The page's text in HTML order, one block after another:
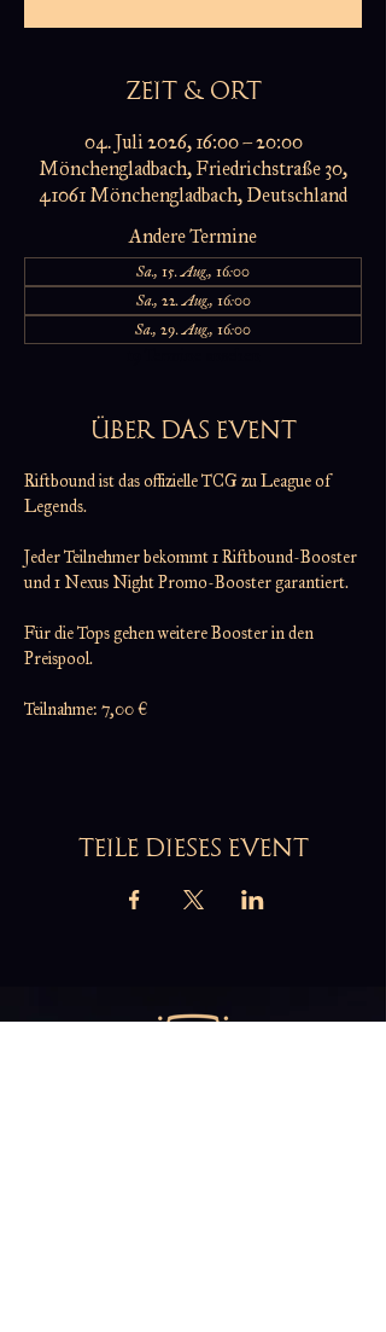
ZEIT & ORT
04. Juli 2026, 16:00 – 20:00
Mönchengladbach, Friedrichstraße 30,
41061 Mönchengladbach, Deutschland
Andere Termine
Sa., 15. Aug., 16:00
Sa., 22. Aug., 16:00
Sa., 29. Aug., 16:00
ÜBER DAS EVENT
Riftbound ist das offizielle TCG zu League of
Legends.
Jeder Teilnehmer bekommt 1 Riftbound-Booster
und 1 Nexus Night Promo-Booster garantiert.
Für die Tops gehen weitere Booster in den
Preispool.
Teilnahme: 7,00 €
TEILE DIESES EVENT